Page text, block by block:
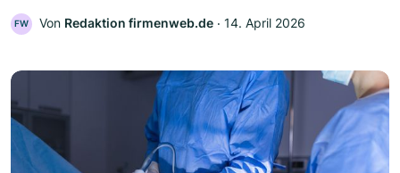
FW Von Redaktion firmenweb.de ‧ 14. April 2026